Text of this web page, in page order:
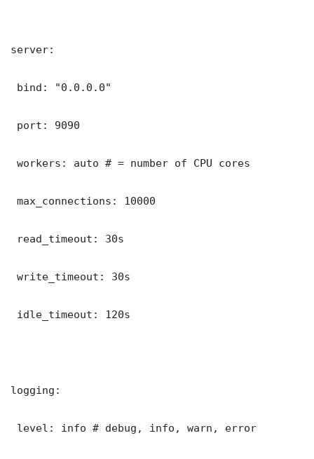
server:
bind: "0.0.0.0"
port: 9090
workers: auto # = number of CPU cores
max_connections: 10000
read_timeout: 30s
write_timeout: 30s
idle_timeout: 120s
logging:
level: info # debug, info, warn, error